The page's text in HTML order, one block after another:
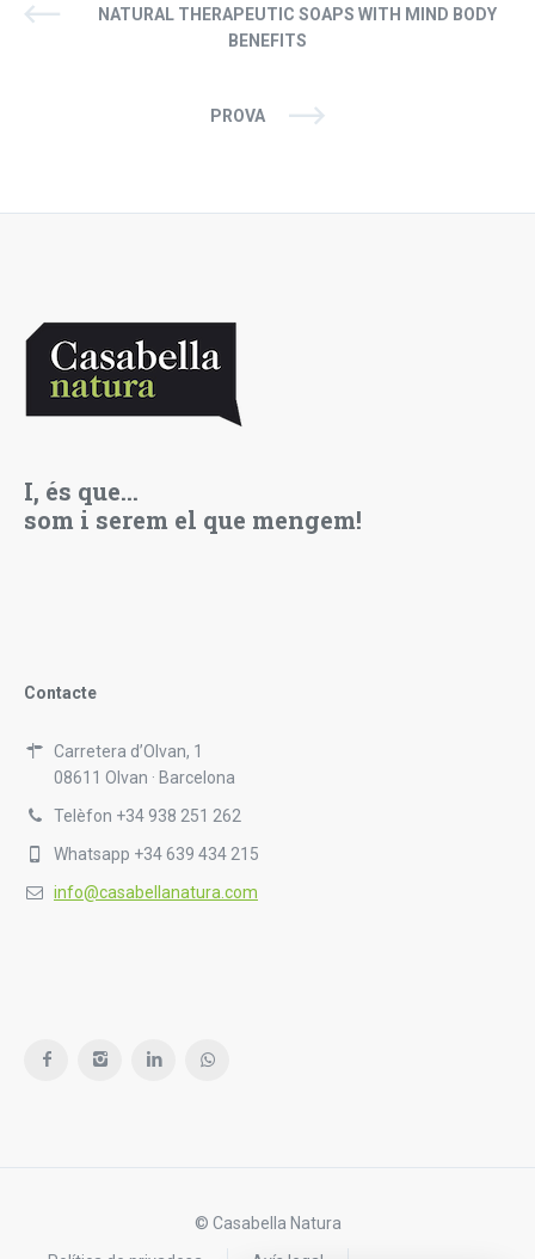
NATURAL THERAPEUTIC SOAPS WITH MIND BODY
BENEFITS
PROVA
I, és que…
som i serem el que mengem!
Contacte
Carretera d’Olvan, 1
08611 Olvan · Barcelona
Telèfon +34 938 251 262
Whatsapp +34 639 434 215
info@casabellanatura.com
© Casabella Natura